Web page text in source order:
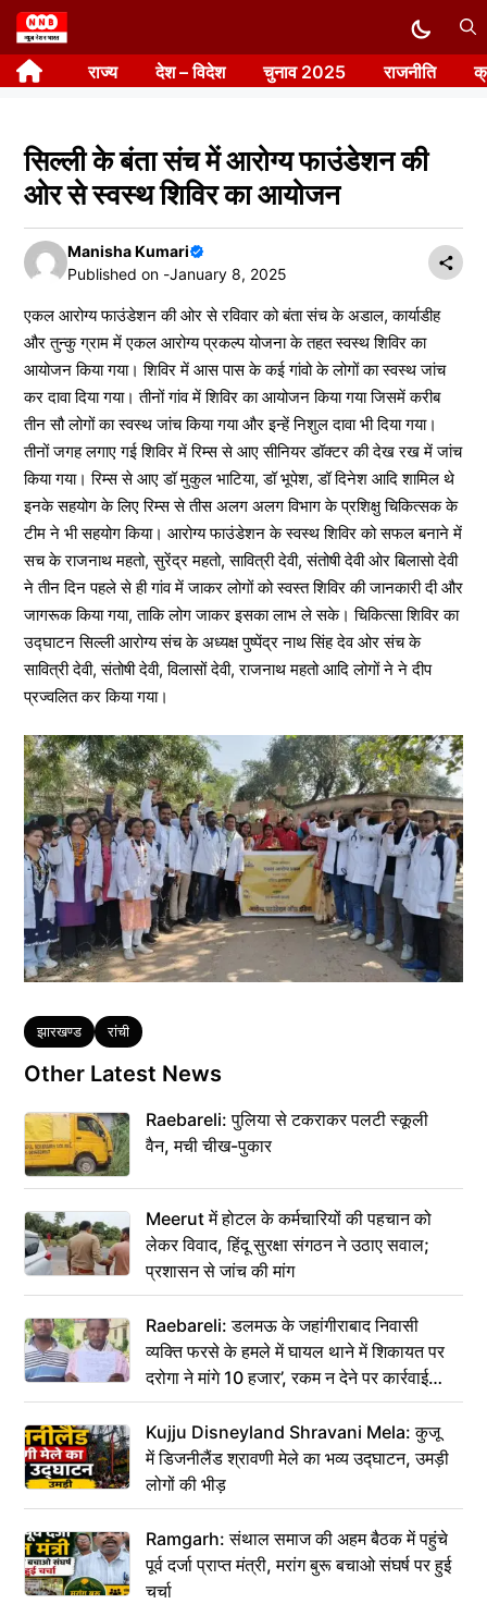
Skip
to
content राज्य देश – विदेश चुनाव 2025 राजनीति
सिल्ली के बंता संच में आरोग्य फाउंडेशन की
ओर से स्वस्थ शिविर का आयोजन
Manisha Kumari
Published on -January 8, 2025
एकल आरोग्य फाउंडेशन की ओर से रविवार को बंता संच के अडाल, कार्याडीह
और तुन्कु ग्राम में एकल आरोग्य प्रकल्प योजना के तहत स्वस्थ शिविर का
आयोजन किया गया। शिविर में आस पास के कई गांवो के लोगों का स्वस्थ जांच
कर दावा दिया गया। तीनों गांव में शिविर का आयोजन किया गया जिसमें करीब
तीन सौ लोगों का स्वस्थ जांच किया गया और इन्हें निशुल दावा भी दिया गया।
तीनों जगह लगाए गई शिविर में रिम्स से आए सीनियर डॉक्टर की देख रख में जांच
किया गया। रिम्स से आए डॉ मुकुल भाटिया, डॉ भूपेश, डॉ दिनेश आदि शामिल थे
इनके सहयोग के लिए रिम्स से तीस अलग अलग विभाग के प्रशिक्षु चिकित्सक के
टीम ने भी सहयोग किया। आरोग्य फाउंडेशन के स्वस्थ शिविर को सफल बनाने में
सच के राजनाथ महतो, सुरेंद्र महतो, सावित्री देवी, संतोषी देवी ओर बिलासो देवी
ने तीन दिन पहले से ही गांव में जाकर लोगों को स्वस्त शिविर की जानकारी दी और
जागरूक किया गया, ताकि लोग जाकर इसका लाभ ले सके। चिकित्सा शिविर का
उद्घाटन सिल्ली आरोग्य संच के अध्यक्ष पुष्पेंद्र नाथ सिंह देव ओर संच के
सावित्री देवी, संतोषी देवी, विलासों देवी, राजनाथ महतो आदि लोगों ने ने दीप
प्रज्वलित कर किया गया।
Tags
झारखण्ड रांची
Other Latest News
Raebareli: पुलिया से टकराकर पलटी स्कूली
वैन, मची चीख-पुकार
Meerut में होटल के कर्मचारियों की पहचान को
लेकर विवाद, हिंदू सुरक्षा संगठन ने उठाए सवाल;
प्रशासन से जांच की मांग
Raebareli: डलमऊ के जहांगीराबाद निवासी
व्यक्ति फरसे के हमले में घायल थाने में शिकायत पर
दरोगा ने मांगे 10 हजार’, रकम न देने पर कार्रवाई
ठंडी!
Kujju Disneyland Shravani Mela: कुजू
में डिजनीलैंड श्रावणी मेले का भव्य उद्घाटन, उमड़ी
लोगों की भीड़
Ramgarh: संथाल समाज की अहम बैठक में पहुंचे
पूर्व दर्जा प्राप्त मंत्री, मरांग बुरू बचाओ संघर्ष पर हुई
चर्चा